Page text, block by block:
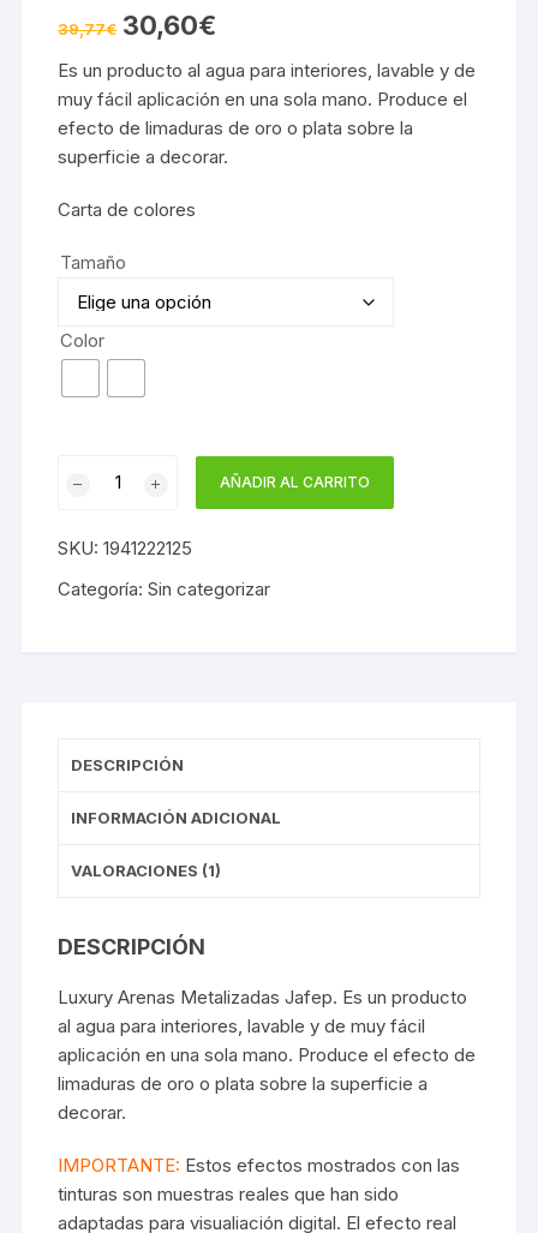
de 5 en
valoración
de un
cliente
39,77€ El
precio
era:
39,77€.
30,60€
es:
30,60€.
Es un producto al agua para interiores, lavable y de
muy fácil aplicación en una sola mano. Produce el
efecto de limaduras de oro o plata sobre la
superficie a decorar.
Carta de colores
Tamaño
Color
ARENAS
JAFEP
cantidad
AÑADIR AL CARRITO
SKU:1941222125
Categoría:Sin categorizar
DESCRIPCIÓN
INFORMACIÓN ADICIONAL
VALORACIONES (1)
DESCRIPCIÓN
Luxury Arenas MetalizadasJafep. Es un producto
al agua para interiores, lavable y de muy fácil
aplicación en una sola mano. Produce el efecto de
limaduras de oro o plata sobre la superficie a
decorar.
IMPORTANTE: Estos efectos mostrados con las
tinturas son muestras reales que han sido
adaptadas para visualiación digital. El efecto real